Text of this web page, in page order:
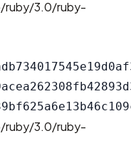
ruby/3.0/ruby-
ruby/3.0/ruby-